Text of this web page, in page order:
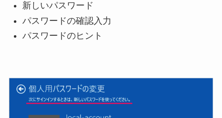
新しいパスワード
パスワードの確認入力
パスワードのヒント